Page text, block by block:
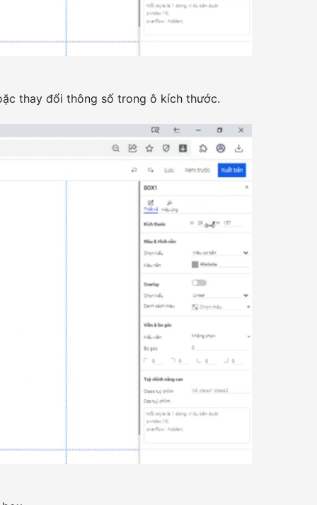
thay đổi thông số trong ô kích thước.